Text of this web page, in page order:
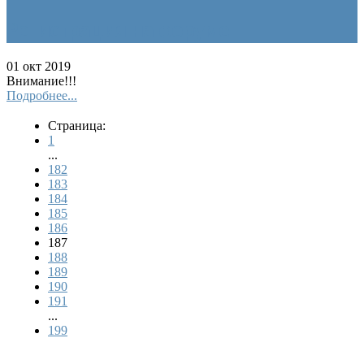
01 окт 2019
Внимание!!!
Подробнее...
Страница:
1
...
182
183
184
185
186
187
188
189
190
191
...
199